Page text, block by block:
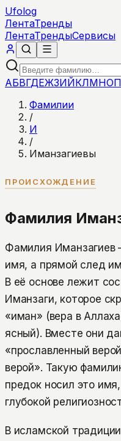
Ufolog
ЛентаТренды
ЛентаТрендыСервисы
АБВГДЕЖЗИЙКЛМНОП
Фамилии
/
И
/
Иманзагиевы
ПРОИСХОЖДЕНИЕ
Фамилия
Фамилия Иманзагиев
имя, а прямой след
В её основе лежит
Иманзаги, которое
«иман» (вера в
ясный). Вместе они
«прославленный
верой». Такую
предок носил это
глубокой
В исламской